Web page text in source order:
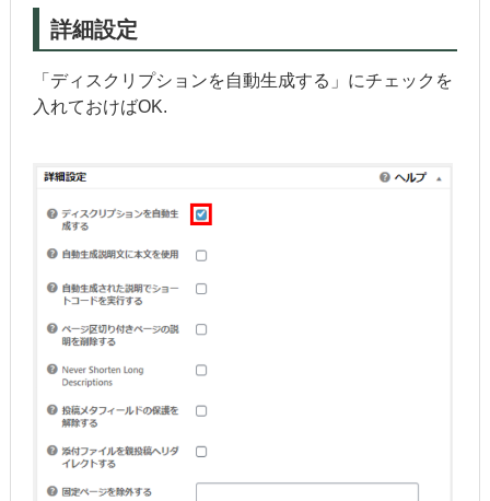
詳細設定
「ディスクリプションを自動生成する」にチェックを
入れておけばOK.